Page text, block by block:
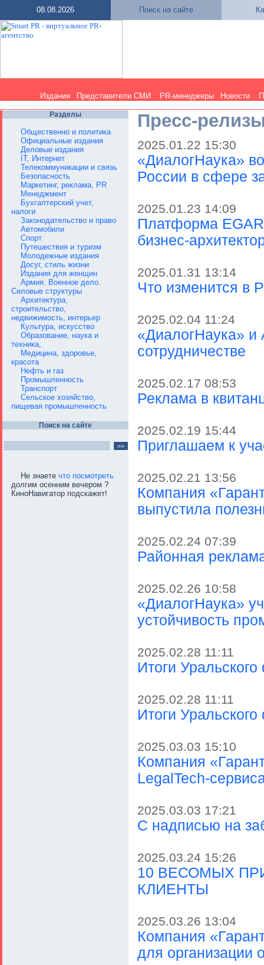
08.08.2026 Поиск на сайте
Издания Представители СМИ PR-менеджеры Новости
Разделы
Общественно и политика
Официальные издания
Деловые издания
IT, Интернет
Телекоммуникации и связь
Безопасность
Маркетинг, реклама, PR
Менеджмент
Бухгалтерский учет,
налоги
Законодательство и право
Автомобили
Спорт
Путешествия и туризм
Молодежные издания
Досуг, стиль жизни
Издания для женщин
Армия. Военное дело.
Силовые структуры
Архитектура,
строительство,
недвижимость, интерьер
Культура, искусство
Образование, наука и
техника,
Медицина, здоровье,
красота
Нефть и газ
Промышленность
Транспорт
Сельское хозяйство,
пищевая промышленность
Поиск на сайте
Не знаете что посмотреть
долгим осенним вечером ?
КиноНавигатор подскажет!
Пресс-
2025.01.22 15:30
«ДиалогНаука»
России в сфере
2025.01.23 14:09
Платформа EGAR
бизнес-
2025.01.31 13:14
Что изменится в
2025.02.04 11:24
«ДиалогНаука» и
сотрудничестве
2025.02.17 08:53
Реклама в
2025.02.19 15:44
Приглашаем к
2025.02.21 13:56
Компания
выпустила
2025.02.24 07:39
Районная
2025.02.26 10:58
«ДиалогНаука»
устойчивость
2025.02.28 11:11
Итоги
2025.02.28 11:11
Итоги
2025.03.03 15:10
Компания
LegalTech-
2025.03.03 17:21
С надписью на
2025.03.24 15:26
10 ВЕСОМЫХ
КЛИЕНТЫ
2025.03.26 13:04
Компания
для организации